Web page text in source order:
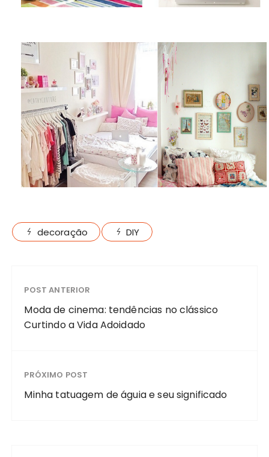
decoração DIY
POST ANTERIOR
Moda de cinema: tendências no clássico
Curtindo a Vida Adoidado
PRÓXIMO POST
Minha tatuagem de águia e seu significado